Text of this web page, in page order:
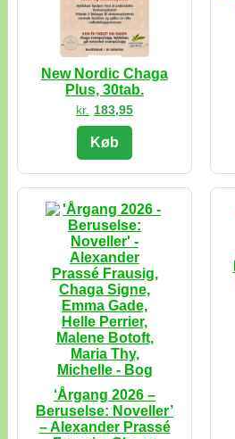
New Nordic Chaga
Plus, 30tab.
kr. 183,95
Køb
‘Årgang 2026 –
Beruselse: Noveller’
– Alexander Prassé